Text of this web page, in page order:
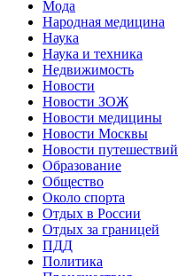
Мода
Народная медицина
Наука
Наука и техника
Недвижимость
Новости
Новости ЗОЖ
Новости медицины
Новости Москвы
Новости путешествий
Образование
Общество
Около спорта
Отдых в России
Отдых за границей
ПДД
Политика